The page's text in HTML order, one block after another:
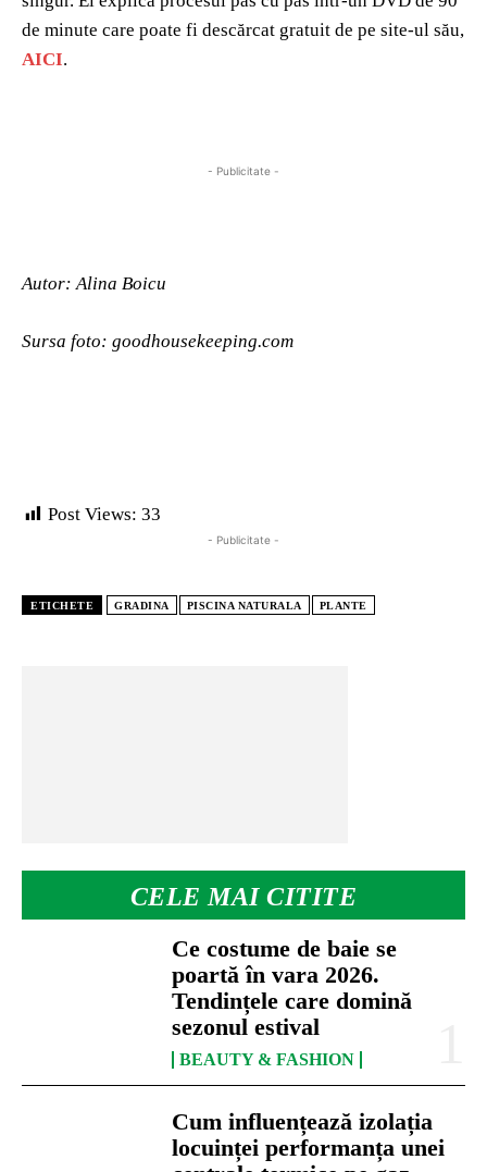
CELE MAI CITITE
Ce costume de baie se
poartă în vara 2026.
Tendințele care domină
sezonul estival
BEAUTY & FASHION
Cum influențează izolația
locuinței performanța unei
de minute care poate fi descărcat gratuit de pe site-ul său,
AICI.
- Publicitate -
Autor: Alina Boicu
Sursa foto: goodhousekeeping.com
Post Views: 33
- Publicitate -
ETICHETE GRADINA PISCINA NATURALA PLANTE